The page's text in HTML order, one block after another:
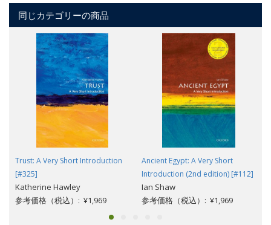
同じカテゴリーの商品
Trust: A Very Short Introduction
[#325]
Katherine Hawley
参考価格（税込）: ¥1,969
Ancient Egypt: A Very Short
Introduction (2nd edition) [#112]
Ian Shaw
参考価格（税込）: ¥1,969